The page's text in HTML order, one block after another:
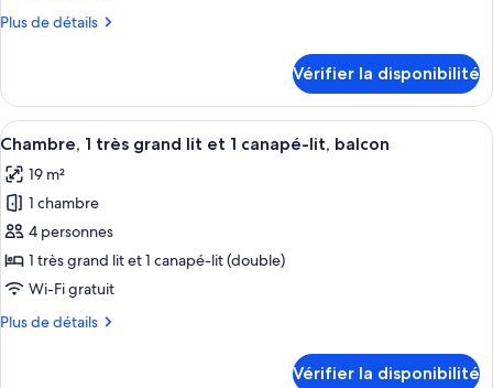
chambre :
chambre,
balcon
Plus de détails
Plus
Villa,
chambre,
Vérifier la disponibilité
Afficher
toutes
les
photos
pour
ce
type
chambre :
Une chambre d’hôtel avec un
3
Chambre, 1 très grand lit et 1 canapé-lit, balcon
19 m²
1 chambre
4 personnes
1 très grand lit et 1 canapé-lit (double)
Wi-Fi gratuit
Plus de détails
Plus
Vérifier la disponibilité